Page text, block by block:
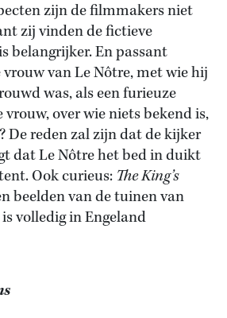
zijn de filmmakers niet
zij vinden de fictieve
belangrijker. En passant
van Le Nôtre, met wie hij
was, als een furieuze
over wie niets bekend is,
De reden zal zijn dat de kijker
dat Le Nôtre het bed in duikt
Ook curieus: The King’s
beelden van de tuinen van
volledig in Engeland